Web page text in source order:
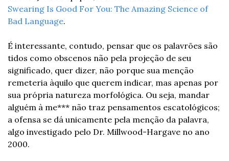
Swearing Is Good For You: The Amazing Science of
Bad Language.
É interessante, contudo, pensar que os palavrões são
tidos como obscenos não pela projeção de seu
significado, quer dizer, não porque sua menção
remeteria àquilo que querem indicar, mas apenas por
sua própria natureza morfológica. Ou seja, mandar
alguém à me*** não traz pensamentos escatológicos;
a ofensa se dá unicamente pela menção da palavra,
algo investigado pelo Dr. Millwood-Hargave no ano
2000.